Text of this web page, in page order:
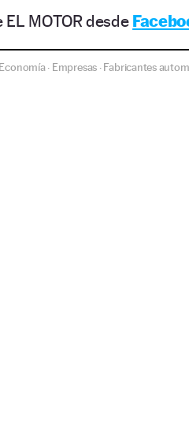
MOTOR desde
Economía· Empresas ·Fabricantes